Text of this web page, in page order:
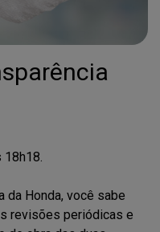
18h18.
da Honda, você sabe
revisões periódicas e